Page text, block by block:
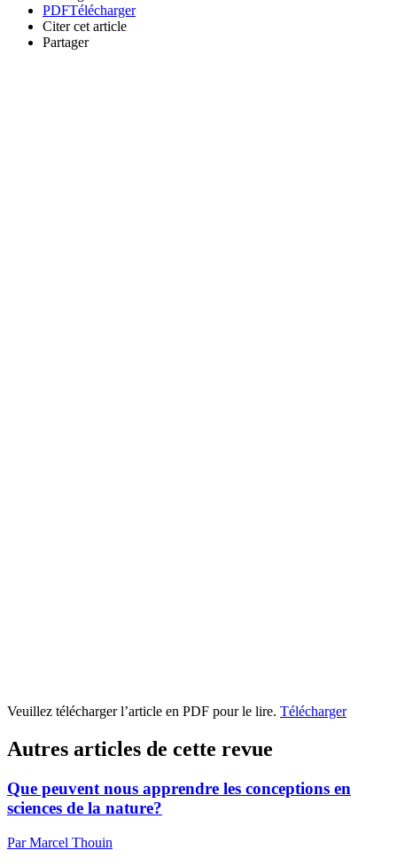
PDFTélécharger
Citer cet article
Partager
Veuillez télécharger l’article en PDF pour le lire. Télécharger
Autres articles de cette revue
Que peuvent nous apprendre les conceptions en
sciences de la nature?
Par Marcel Thouin